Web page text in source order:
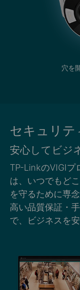
穴を
セキュリテ
安心してビジ
TP-LinkのVIGIプ
は、いつでもど
を守るために専
高い品質保証・
で、ビジネスを